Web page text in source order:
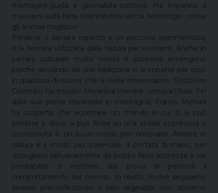
montagne,guida e giornalista-scrittore. Ha imparato a
muoversi sulla terra orientandosi senza tecnologie, come
gli animali migratori.
Perdersi, o deviare rispetto a un percorso sperimentato,
è la tecnica utilizzata dalla natura per evolversi. Anche in
campo culturale molte novità e scoperte avvengono
perché deviando da una tradizione ci si imbatte per caso
in qualcosa di nuovo che si rivela interessante. Cristoforo
Colombo ha trovato l’America mentre cercava l’Asia. Fin
dalle sue prime traversate in montagna, Franco Michieli
ha scoperto che accettare un mondo in cui ci si può
perdere e dove si può finire su una strada imprevista e
sconosciuta è un buon modo per rinnovarsi. Andare in
natura è il modo più universale, a portata di mano, per
distogliersi saltuariamente da troppe false sicurezze e vie
prestabilite e mettere alla prova di persona il
comportamento del mondo. In realtà, finché seguiamo
itinerari preconfezionati o ben segnalati, non abbiamo